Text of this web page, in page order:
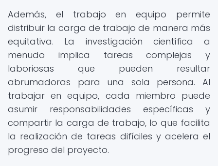
Además, el trabajo en equipo permite
distribuir la carga de trabajo de manera más
equitativa. La investigación científica a
menudo implica tareas complejas y
laboriosas que pueden resultar
abrumadoras para una sola persona. Al
trabajar en equipo, cada miembro puede
asumir responsabilidades específicas y
compartir la carga de trabajo, lo que facilita
la realización de tareas difíciles y acelera el
progreso del proyecto.